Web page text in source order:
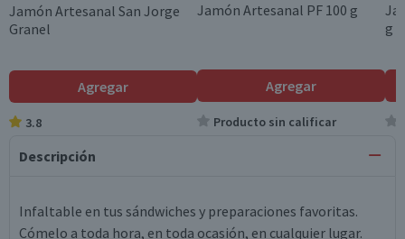
Jamón Artesanal San Jorge
Granel
Agregar
3.8
Jamón Artesanal PF 100 g
Agregar
Producto sin calificar
g
Descripción
Infaltable en tus sándwiches y preparaciones favoritas.
Cómelo a toda hora, en toda ocasión, en cualquier lugar.